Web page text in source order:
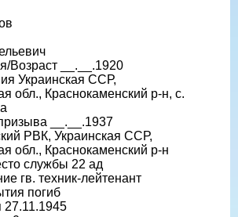
Возраст __.__.1920
Украинская ССР,
обл., Краснокаменский р-н, с.
__.__.1937
РВК, Украинская ССР,
обл., Краснокаменский р-н
службы 22 ад
гв. техник-лейтенант
погиб